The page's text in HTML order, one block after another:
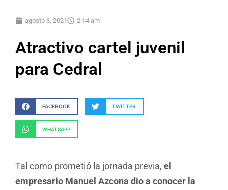
agosto 3, 2021 2:14 am
Atractivo cartel juvenil
para Cedral
FACEBOOK TWITTER
WHATSAPP
Tal como prometió la jornada previa, el
empresario Manuel Azcona dio a conocer la